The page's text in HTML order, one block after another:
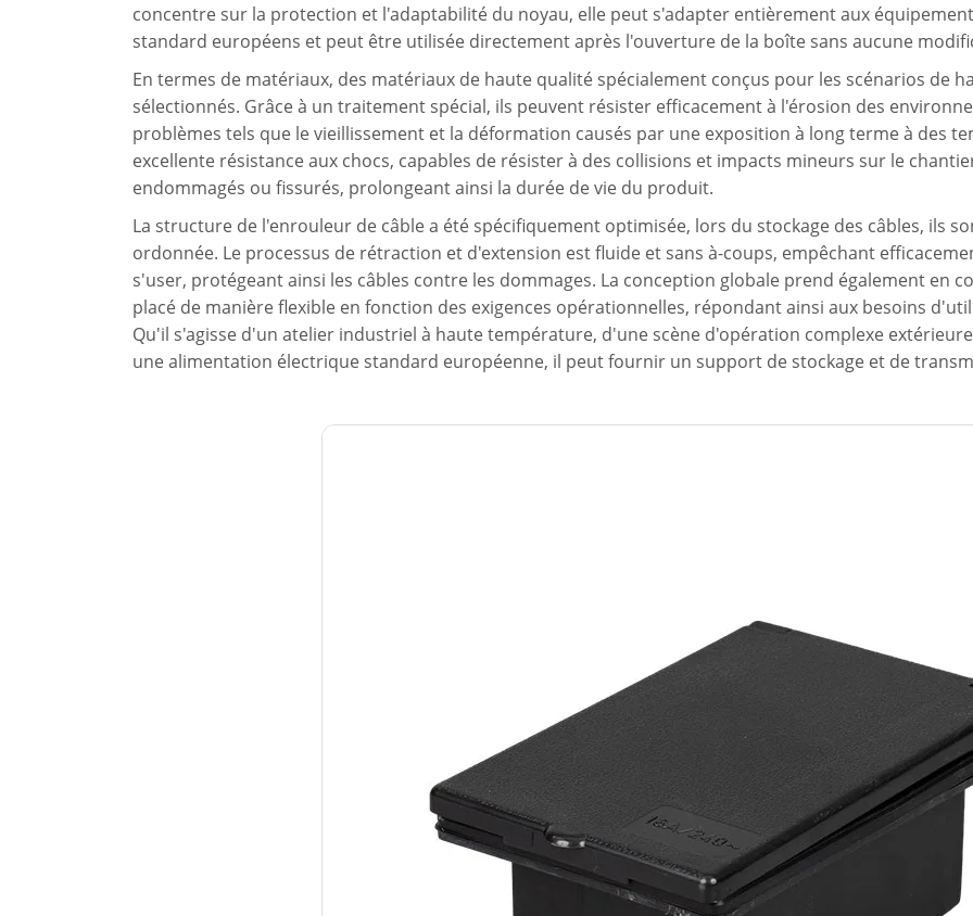
concentre sur la protection et l'adaptabilité du noyau, elle peut s'adapter entièrement aux
standard européens et peut être utilisée directement après l'ouverture de la boîte sans aucune
En termes de matériaux, des matériaux de haute qualité spécialement conçus pour les scénarios de
sélectionnés. Grâce à un traitement spécial, ils peuvent résister efficacement à l'érosion des
problèmes tels que le vieillissement et la déformation causés par une exposition à long terme à des
excellente résistance aux chocs, capables de résister à des collisions et impacts mineurs sur le
endommagés ou fissurés, prolongeant ainsi la durée de vie du produit.
La structure de l'enrouleur de câble a été spécifiquement optimisée, lors du stockage des câbles, ils
ordonnée. Le processus de rétraction et d'extension est fluide et sans à-coups, empêchant
s'user, protégeant ainsi les câbles contre les dommages. La conception globale prend également en
placé de manière flexible en fonction des exigences opérationnelles, répondant ainsi aux besoins
Qu'il s'agisse d'un atelier industriel à haute température, d'une scène d'opération complexe
une alimentation électrique standard européenne, il peut fournir un support de stockage et de